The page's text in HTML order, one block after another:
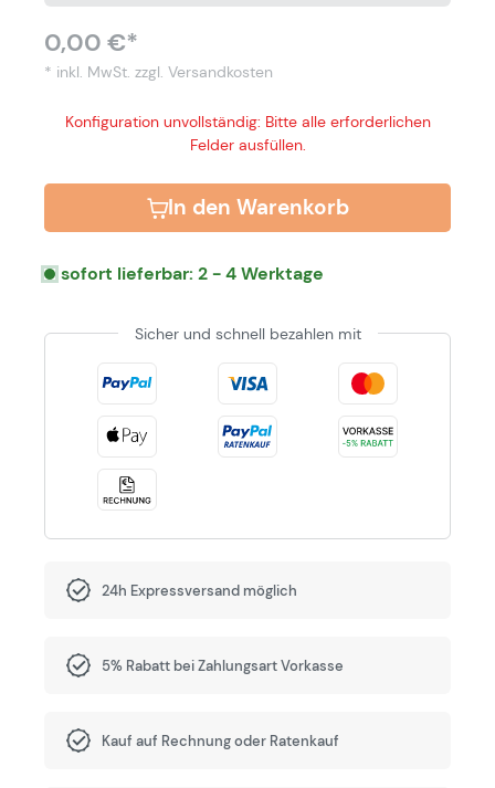
0,00 €*
* inkl. MwSt. zzgl. Versandkosten
Konfiguration unvollständig: Bitte alle erforderlichen
Felder ausfüllen.
In den Warenkorb
sofort lieferbar: 2 - 4 Werktage
Sicher und schnell bezahlen mit
24h Expressversand möglich
5% Rabatt bei Zahlungsart Vorkasse
Kauf auf Rechnung oder Ratenkauf